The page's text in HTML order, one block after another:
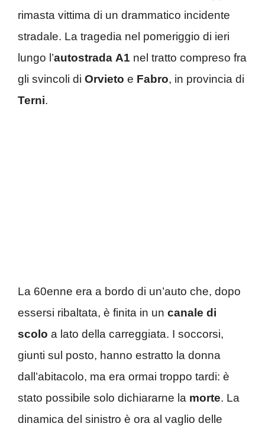
rimasta vittima di un drammatico incidente
stradale. La tragedia nel pomeriggio di ieri
lungo l’autostrada A1 nel tratto compreso fra
gli svincoli di Orvieto e Fabro, in provincia di
Terni.
La 60enne era a bordo di un’auto che, dopo
essersi ribaltata, è finita in un canale di
scolo a lato della carreggiata. I soccorsi,
giunti sul posto, hanno estratto la donna
dall’abitacolo, ma era ormai troppo tardi: è
stato possibile solo dichiararne la morte. La
dinamica del sinistro è ora al vaglio delle